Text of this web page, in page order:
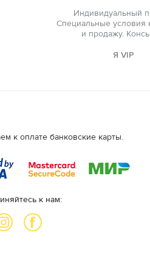
Индивидуальный
Специальные условия
и продажу.
Я VIP
к оплате банковские карты.
к нам: